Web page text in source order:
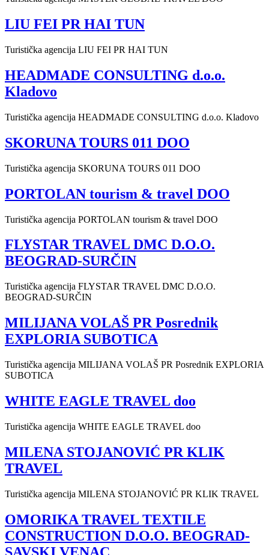
LIU FEI PR HAI TUN
Turistička agencija LIU FEI PR HAI TUN
HEADMADE CONSULTING d.o.o.
Kladovo
Turistička agencija HEADMADE CONSULTING d.o.o. Kladovo
SKORUNA TOURS 011 DOO
Turistička agencija SKORUNA TOURS 011 DOO
PORTOLAN tourism & travel DOO
Turistička agencija PORTOLAN tourism & travel DOO
FLYSTAR TRAVEL DMC D.O.O.
BEOGRAD-SURČIN
Turistička agencija FLYSTAR TRAVEL DMC D.O.O.
BEOGRAD-SURČIN
MILIJANA VOLAŠ PR Posrednik
EXPLORIA SUBOTICA
Turistička agencija MILIJANA VOLAŠ PR Posrednik EXPLORIA
SUBOTICA
WHITE EAGLE TRAVEL doo
Turistička agencija WHITE EAGLE TRAVEL doo
MILENA STOJANOVIĆ PR KLIK
TRAVEL
Turistička agencija MILENA STOJANOVIĆ PR KLIK TRAVEL
OMORIKA TRAVEL TEXTILE
CONSTRUCTION D.O.O. BEOGRAD-
SAVSKI VENAC